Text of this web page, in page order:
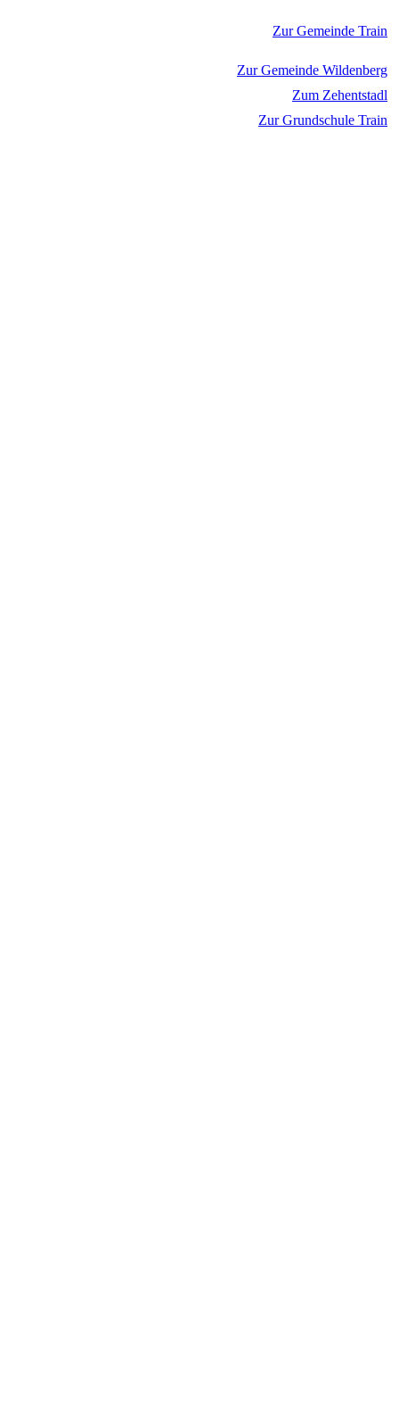
Zur Gemeinde Train
Zur Gemeinde Wildenberg
Zum Zehentstadl
Zur Grundschule Train